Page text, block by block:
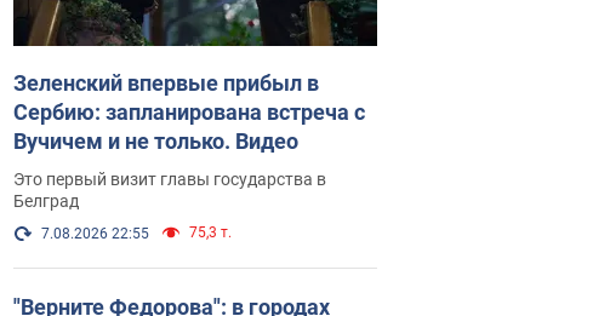
Зеленский впервые прибыл в
Сербию: запланирована встреча с
Вучичем и не только. Видео
Это первый визит главы государства в
Белград
7.08.2026 22:55 75,3 т.
"Верните Федорова": в городах